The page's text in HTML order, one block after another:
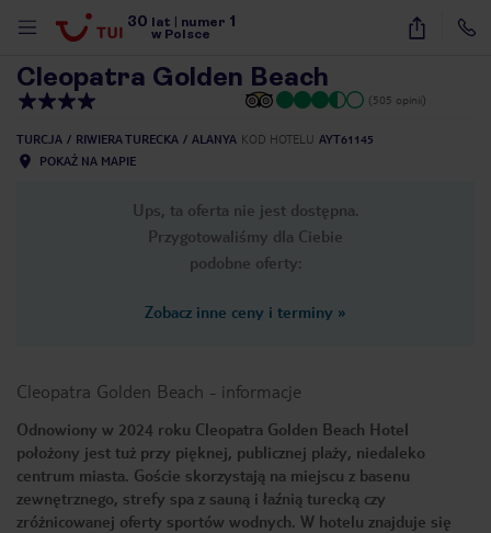
30 lat numer 1
w Polsce
39
Cleopatra Golden Beach
(505 opinii)
TURCJA RIWIERA TURECKA ALANYA KOD HOTELU AYT61145
POKAŻ NA MAPIE
Ups, ta oferta nie jest dostępna.
Przygotowaliśmy dla Ciebie
podobne oferty:
Zobacz inne ceny i terminy »
Cleopatra Golden Beach - informacje
Odnowiony w 2024 roku Cleopatra Golden Beach Hotel
położony jest tuż przy pięknej, publicznej plaży, niedaleko
centrum miasta. Goście skorzystają na miejscu z basenu
zewnętrznego, strefy spa z sauną i łaźnią turecką czy
zróżnicowanej oferty sportów wodnych. W hotelu znajduje się